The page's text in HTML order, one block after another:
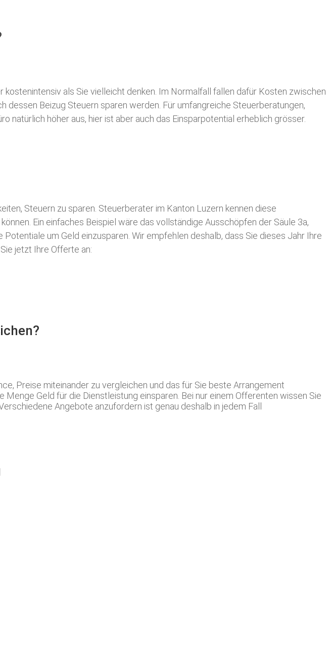
als Sie vielleicht denken. Im Normalfall fallen dafür Kosten zwischen
dessen Beizug Steuern sparen werden. Für umfangreiche Steuerberatungen,
natürlich höher aus, hier ist aber auch das Einsparpotential erheblich grösser.
Steuern zu sparen. Steuerberater im Kanton Luzern kennen diese
Ein einfaches Beispiel wäre das vollständige Ausschöpfen der Säule 3a,
um Geld einzusparen. Wir empfehlen deshalb, dass Sie dieses Jahr Ihre
jetzt Ihre Offerte an:
Preise miteinander zu vergleichen und das für Sie beste Arrangement
Geld für die Dienstleistung einsparen. Bei nur einem Offerenten wissen Sie
Angebote anzufordern ist genau deshalb in jedem Fall